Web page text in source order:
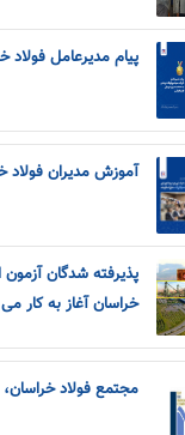
پیام مدیرعامل فولاد
آموزش مدیران فولاد
خراسان آغاز به کار
مجتمع فولاد